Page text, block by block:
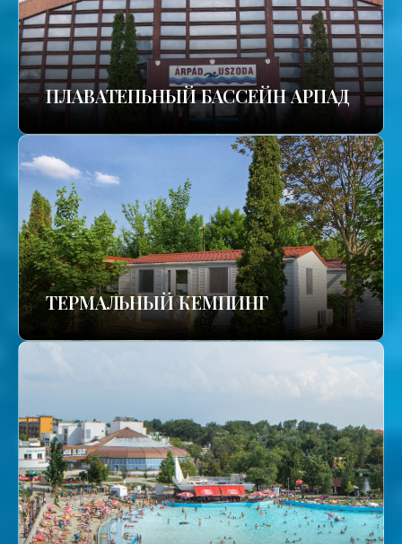
ПЛАВАТЕПЬНЫЙ БАССЕЙН АРПАД
ТЕРМАЛЬНЫЙ КЕМПИНГ